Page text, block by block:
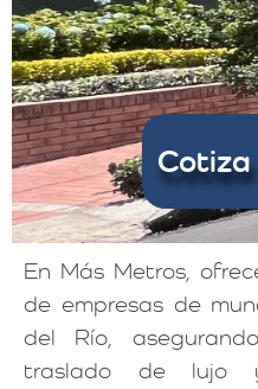
En Más Metros,
de empresas de
del Río,
traslado de lujo